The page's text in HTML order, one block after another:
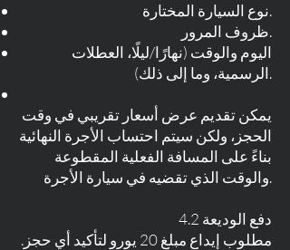
نوع السيارة المختارة.
ظروف المرور.
اليوم والوقت (نهارًا/ليلًا، العطلات
الرسمية، وما إلى ذلك).
يمكن تقديم عرض أسعار تقريبي في وقت
الحجز، ولكن سيتم احتساب الأجرة النهائية
بناءً على المسافة الفعلية المقطوعة
والوقت الذي تقضيه في سيارة الأجرة.
4.2 دفع الوديعة
مطلوب إيداع مبلغ 20 يورو لتأكيد أي حجز.